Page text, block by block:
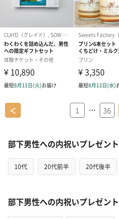
＜ 1 … 36
部下男性への内祝いプレゼン
10代 20代前半 20代後半
部下男性への内祝いプレゼン